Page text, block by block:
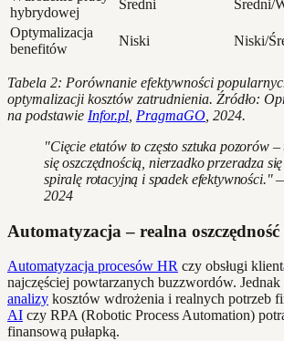
hybrydowej
Średni Średni/
Optymalizacja
benefitów
Niski Niski/
Tabela 2: Porównanie efektywności
optymalizacji kosztów zatrudnienia. Źródło:
na podstawie Infor.pl PragmaGO , 2024.
"Cięcie etatów to często sztuka pozorów
się oszczędnością, nierzadko przeradza
spiralę rotacyjną i spadek efektywności."
2024
Automatyzacja – realna oszczędność
Automatyzacja procesów HR czy obsługi
najczęściej powtarzanych buzzwordów. Jednak
analizy kosztów wdrożenia i realnych potrzeb
AI czy RPA (Robotic Process Automation)
finansową pułapką.